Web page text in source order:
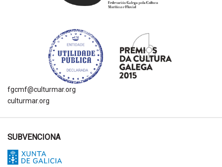
fgcmf@culturmar.org
culturmar.org
SUBVENCIONA